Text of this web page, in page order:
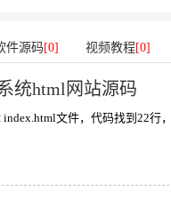
件源码[0] 视频教程[0]
统html网站源码
index.html文件，代码找到22行